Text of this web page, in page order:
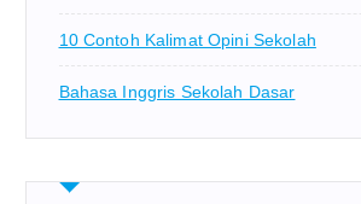
10 Contoh Kalimat Opini Sekolah
Bahasa Inggris Sekolah Dasar